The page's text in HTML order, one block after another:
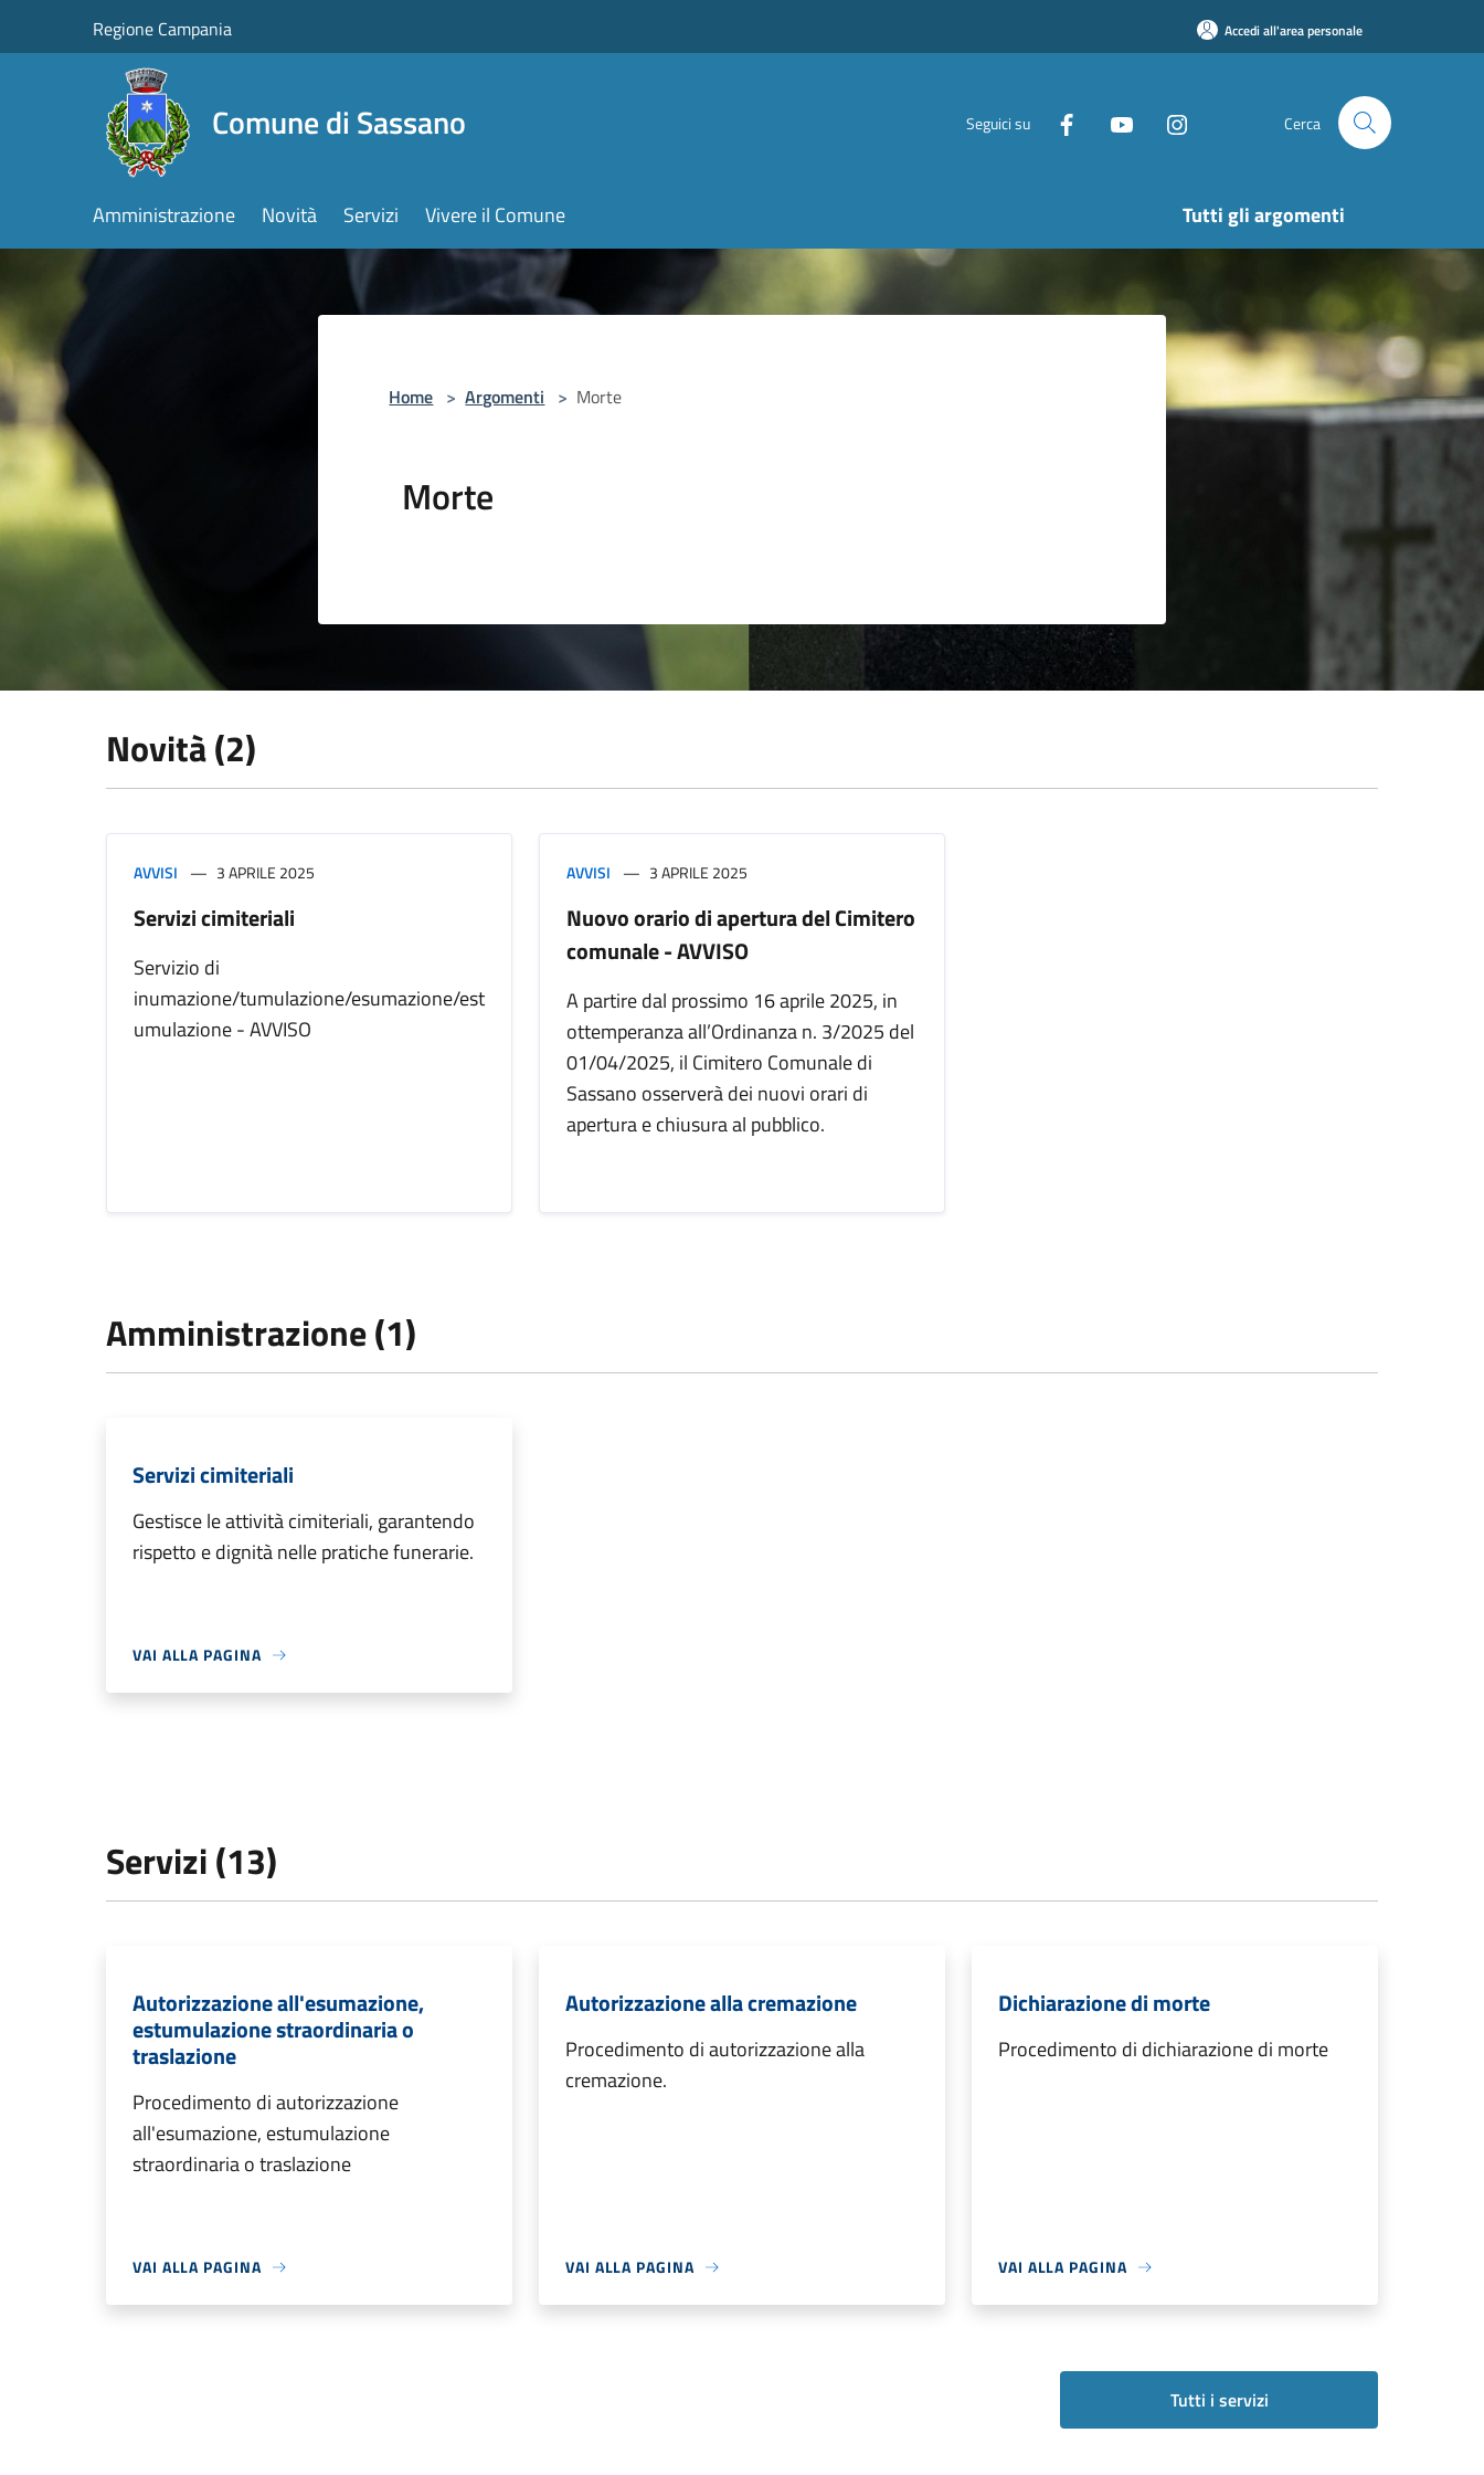
Regione Campania Accedi all'area personale
Comune di Sassano Seguici su Cerca
Amministrazione Novità Servizi Vivere il Comune Tutti gli argomenti
Home > Argomenti > Morte
Morte
Novità (2)
AVVISI 3 APRILE 2025
Servizi cimiteriali
Servizio di
inumazione/tumulazione/esumazione/est
umulazione - AVVISO
AVVISI 3 APRILE 2025
Nuovo orario di apertura del Cimitero
comunale - AVVISO
A partire dal prossimo 16 aprile 2025, in
ottemperanza all’Ordinanza n. 3/2025 del
01/04/2025, il Cimitero Comunale di
Sassano osserverà dei nuovi orari di
apertura e chiusura al pubblico.
Amministrazione (1)
Servizi cimiteriali
Gestisce le attività cimiteriali, garantendo
rispetto e dignità nelle pratiche funerarie.
VAI ALLA PAGINA
Servizi (13)
Autorizzazione all'esumazione,
estumulazione straordinaria o
traslazione
Procedimento di autorizzazione
all'esumazione, estumulazione
straordinaria o traslazione
VAI ALLA PAGINA
Autorizzazione alla cremazione
Procedimento di autorizzazione alla
cremazione.
VAI ALLA PAGINA
Dichiarazione di morte
Procedimento di dichiarazione di morte
VAI ALLA PAGINA
Tutti i servizi